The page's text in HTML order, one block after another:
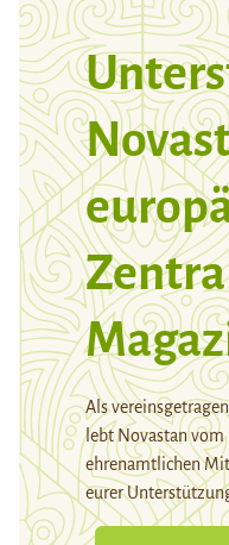
Als
lebt Novastan vom
ehrenamtlichen
eurer